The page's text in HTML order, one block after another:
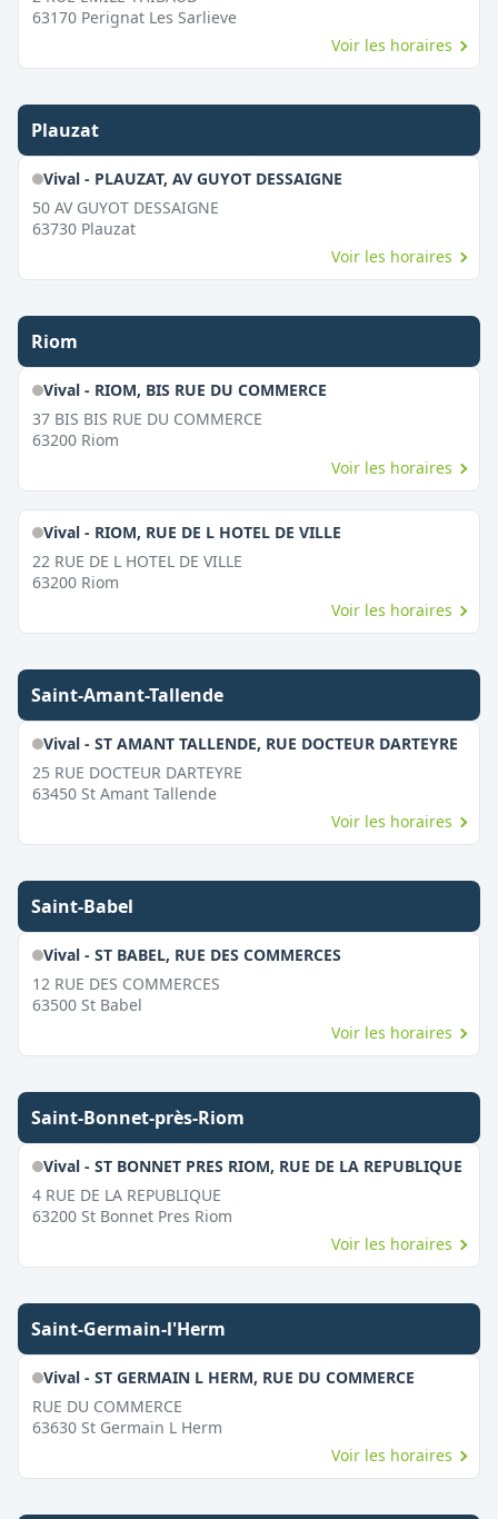
63170 Perignat Les Sarlieve
Voir les horaires
Plauzat
Vival - PLAUZAT, AV GUYOT DESSAIGNE
50 AV GUYOT DESSAIGNE
63730 Plauzat
Voir les horaires
Riom
Vival - RIOM, BIS RUE DU COMMERCE
37 BIS BIS RUE DU COMMERCE
63200 Riom
Voir les horaires
Vival - RIOM, RUE DE L HOTEL DE VILLE
22 RUE DE L HOTEL DE VILLE
63200 Riom
Voir les horaires
Saint-Amant-Tallende
Vival - ST AMANT TALLENDE, RUE DOCTEUR DARTEYRE
25 RUE DOCTEUR DARTEYRE
63450 St Amant Tallende
Voir les horaires
Saint-Babel
Vival - ST BABEL, RUE DES COMMERCES
12 RUE DES COMMERCES
63500 St Babel
Voir les horaires
Saint-Bonnet-près-Riom
Vival - ST BONNET PRES RIOM, RUE DE LA REPUBLIQUE
4 RUE DE LA REPUBLIQUE
63200 St Bonnet Pres Riom
Voir les horaires
Saint-Germain-l'Herm
Vival - ST GERMAIN L HERM, RUE DU COMMERCE
RUE DU COMMERCE
63630 St Germain L Herm
Voir les horaires